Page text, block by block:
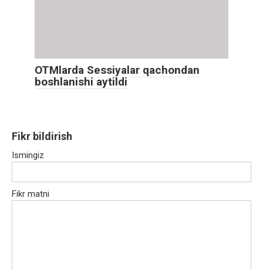
OTMlarda Sessiyalar qachondan
boshlanishi aytildi
Fikr bildirish
Ismingiz
Fikr matni